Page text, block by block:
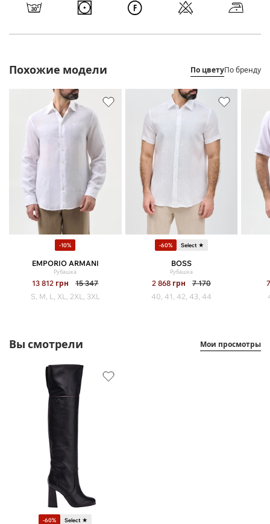
Похожие модели По цветуПо бренду
-10%
EMPORIO ARMANI
Рубашка
13 812 грн
15 347
S, M, L, XL, 2XL, 3XL
-60% Select ★
BOSS
Рубашка
2 868 грн
7 170
40, 41, 42, 43, 44
Вы смотрели Мои просмотры
-60% Select ★